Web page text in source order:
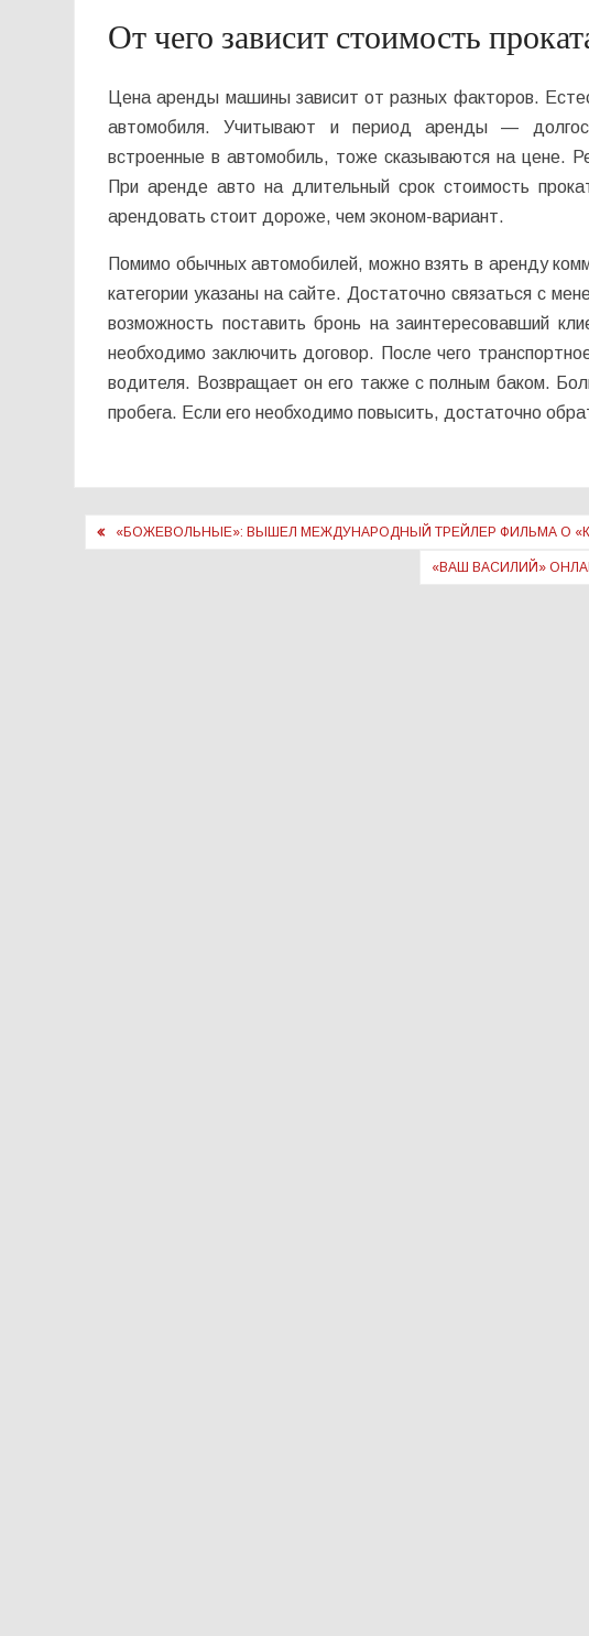
От чего зависит стоимость
Цена аренды машины зависит от разных факторов.
автомобиля. Учитывают и период аренды —
встроенные в автомобиль, тоже сказываются на цене.
При аренде авто на длительный срок стоимость
арендовать стоит дороже, чем эконом-вариант.
Помимо обычных автомобилей, можно взять в аренду
категории указаны на сайте. Достаточно связаться с
возможность поставить бронь на заинтересовавший
необходимо заключить договор. После чего
водителя. Возвращает он его также с полным баком.
пробега. Если его необходимо повысить, достаточно
Навигация
«БОЖЕВОЛЬНЫЕ»: ВЫШЕЛ МЕЖДУНАРОДНЫЙ ТРЕЙЛЕР ФИЛЬМА О
«ВАШ ВАСИЛИЙ»